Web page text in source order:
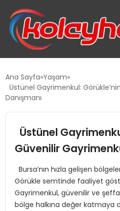
SUWEN’IN İSTIHDAM
TANYER YAPI ZEMIN
BÜYÜTTÜ
TOROSLAR’DA PAZAR
Ana Sayfa Yaşam
Üstünel Gayrimenkul:
Danışmanı
Üstünel
Güvenilir
Bursa’nın hızla gelişen
Görükle semtinde faaliyet
Gayrimenkul, güvenilir ve
bölge halkına değer katmaya